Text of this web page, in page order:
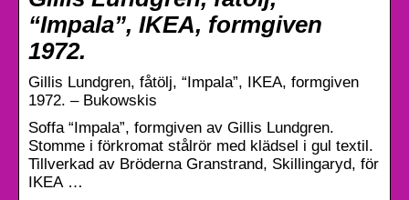
“Impala”, IKEA, formgiven
1972.
Gillis Lundgren, fåtölj, “Impala”, IKEA, formgiven
1972. – Bukowskis
Soffa “Impala”, formgiven av Gillis Lundgren.
Stomme i förkromat stålrör med klädsel i gul textil.
Tillverkad av Bröderna Granstrand, Skillingaryd, för
IKEA …